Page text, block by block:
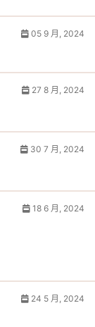
05 9 月, 2024
27 8 月, 2024
30 7 月, 2024
18 6 月, 2024
24 5 月, 2024